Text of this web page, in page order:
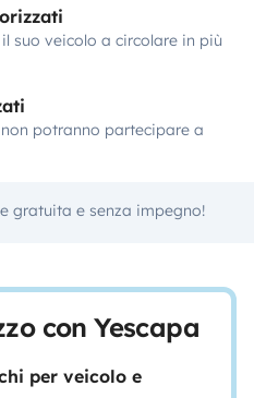
suo veicolo a circolare in più
potranno partecipare a
gratuita e senza impegno!
con Yescapa
per veicolo e